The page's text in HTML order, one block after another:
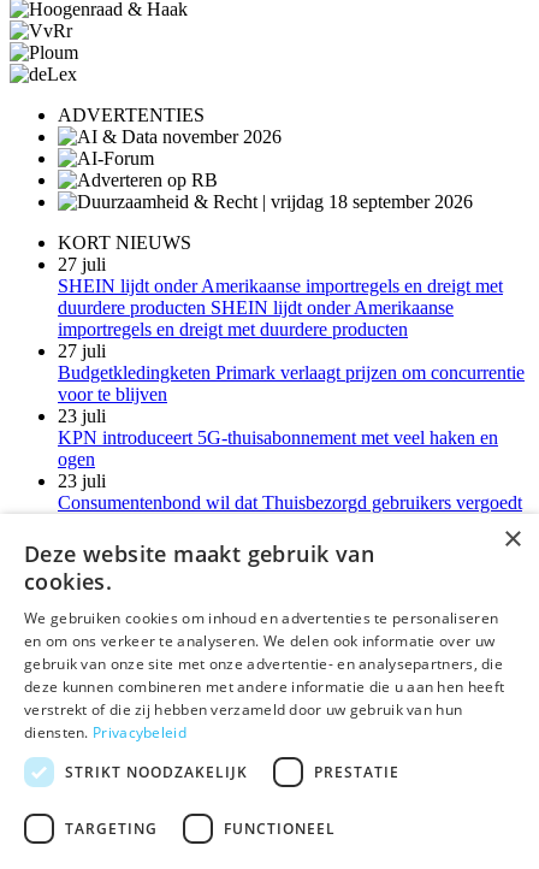
ADVERTENTIES
KORT NIEUWS
27 juli
SHEIN lijdt onder Amerikaanse importregels en dreigt met
duurdere producten SHEIN lijdt onder Amerikaanse
importregels en dreigt met duurdere producten
27 juli
Budgetkledingketen Primark verlaagt prijzen om concurrentie
voor te blijven
23 juli
KPN introduceert 5G-thuisabonnement met veel haken en
ogen
23 juli
Consumentenbond wil dat Thuisbezorgd gebruikers vergoedt
21 juli
LG-monitoren installeren reclamesoftware zonder melding
Meer kort nieuws
deLex
©Uitgeverij deLex
Bezoekadres
Korte Leidsedwarsstraat 12 II
T 020 - 345 22 12
×
Deze website maakt gebruik van
cookies.
We gebruiken cookies om inhoud en advertenties te personaliseren
en om ons verkeer te analyseren. We delen ook informatie over uw
gebruik van onze site met onze advertentie- en analysepartners, die
deze kunnen combineren met andere informatie die u aan hen heeft
verstrekt of die zij hebben verzameld door uw gebruik van hun
diensten. Privacybeleid
STRIKT NOODZAKELIJK
PRESTATIE
TARGETING FUNCTIONEEL